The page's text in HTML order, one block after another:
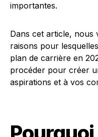
importantes.
Dans cet article, nous
raisons pour
plan de carrière en
procéder pour créer
aspirations et à vos